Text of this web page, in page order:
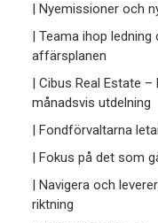
| Nyemissioner och
| Teama ihop
affärsplanen
| Cibus Real Estate
månadsvis utdelning
| Fondförvaltarna
| Fokus på det som
| Navigera och
riktning